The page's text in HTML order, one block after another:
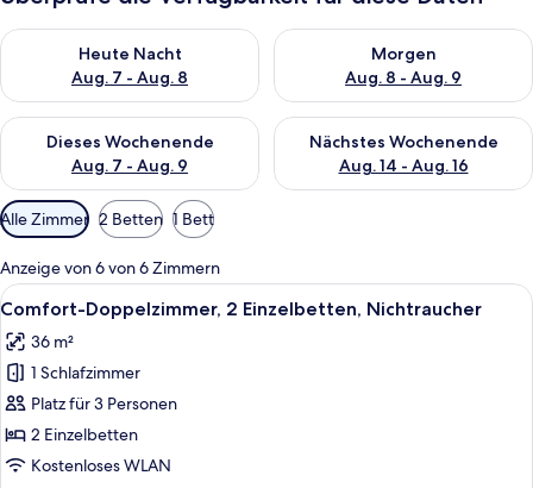
Heute Nacht
Aug. 7 - Aug. 8
Überprüfe die Verfügbarkeit für heute Nacht, Aug. 7 - Aug. 8.
Morgen
Aug. 8 - Aug. 9
Überprüfe die Verfügbarkeit
Dieses Wochenende
Aug. 7 - Aug. 9
Überprüfe die Verfügbarkeit für dieses Wochenende, Aug. 7
Nächstes Wochenende
Aug. 14 - Aug. 16
Überprüfe die Verfügbarkeit
Verfügbare
Filter
für
Zimmer
Alle Zimmer 2 Betten 1 Bett
Anzeige von 6 von 6 Zimmern
Alle
Fotos
für
Comfort-
Doppelzimmer,
2 Einzelbetten,
Nichtraucher
Ein Hotelzimmer mit einem
3
Comfort-Doppelzimmer, 2 Einzelbetten, Nichtraucher
36 m²
1 Schlafzimmer
Platz für 3 Personen
2 Einzelbetten
Kostenloses WLAN